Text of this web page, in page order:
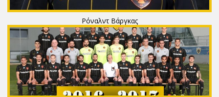
Ρόναλντ Βάργκας